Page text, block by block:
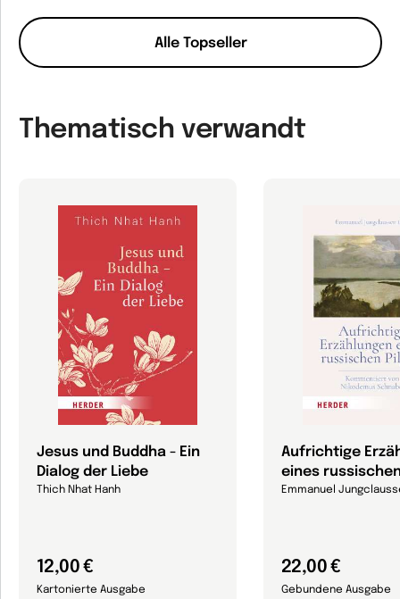
Alle Topseller
Thematisch verwandt
Jesus und Buddha - Ein
Dialog der Liebe
Thich Nhat Hanh
12,00 €
Kartonierte Ausgabe
Aufrichtige
eines
Emmanuel
22,00 €
Gebundene Ausgabe